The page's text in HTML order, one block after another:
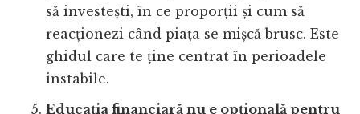
să investești, în ce proporții și cum să
reacționezi când piața se mișcă brusc. Este
ghidul care te ține centrat în perioadele
instabile.
Educația financiară nu e opțională pentru